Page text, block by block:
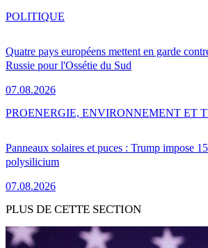
Quatre pays européens mettent en garde
Russie pour l'Ossétie du Sud
07.08.2026
POLITIQUE
Panneaux solaires et puces : Trump impose
polysilicium
07.08.2026
PROENERGIE, ENVIRONNEMENT ET
PLUS DE CETTE SECTION